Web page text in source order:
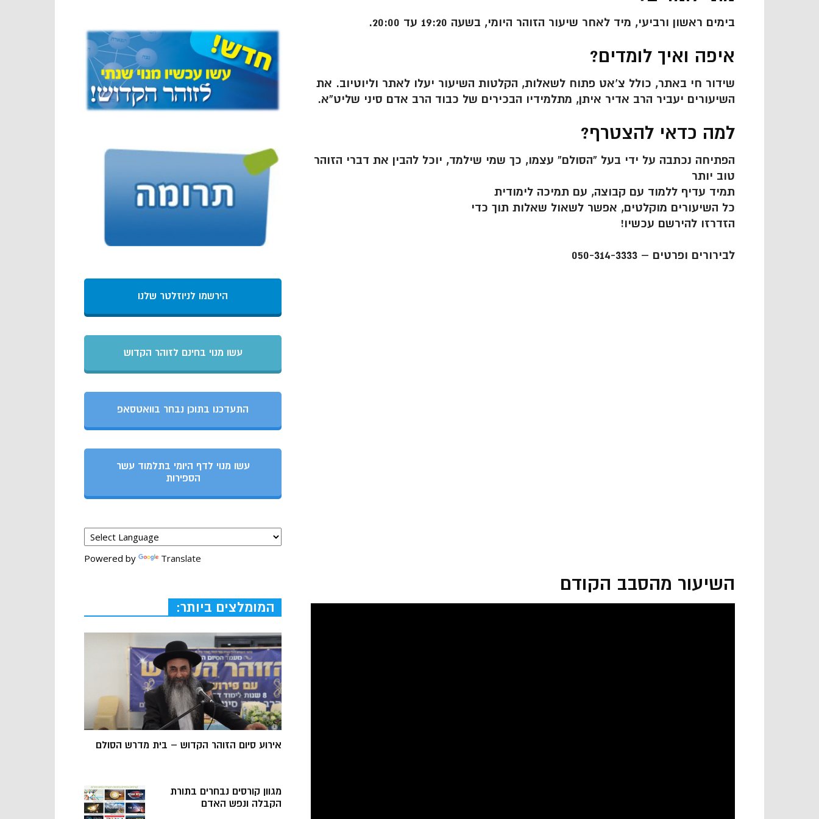
בימים ראשון ורביעי, מיד לאחר שיעור הזוהר היומי, בשעה 19:20 עד 20:00.
איפה ואיך לומדים?
שידור חי באתר, כולל צ’אט פתוח לשאלות, הקלטות השיעור יעלו לאתר וליוטיוב. את
השיעורים יעביר הרב אדיר איתן, מתלמידיו הבכירים של כבוד הרב אדם סיני שליט”א.
למה כדאי להצטרף?
הפתיחה נכתבה על ידי בעל “הסולם” עצמו, כך שמי שילמד, יוכל להבין את דברי הזוהר
טוב יותר
תמיד עדיף ללמוד עם קבוצה, עם תמיכה לימודית
כל השיעורים מוקלטים, אפשר לשאול שאלות תוך כדי
הזדרזו להירשם עכשיו!
לבירורים ופרטים – 050-314-3333
השיעור מהסבב הקודם
הירשמו לניוזלטר שלנו
עשו מנוי בחינם לזוהר הקדוש
התעדכנו בתוכן נבחר בוואטסאפ
עשו מנוי לדף היומי בתלמוד עשר
הספירות
Powered by Translate
המומלצים ביותר:
אירוע סיום הזוהר הקדוש – בית מדרש הסולם
מגוון קורסים נבחרים בתורת
הקבלה ונפש האדם